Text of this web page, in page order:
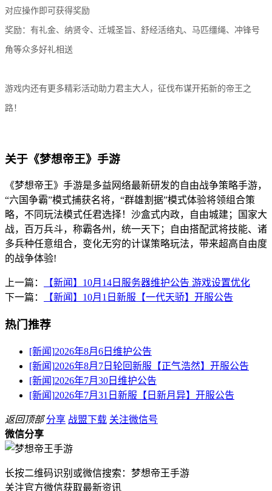
对应操作即可获得奖励
奖励：有礼金、纳贤令、迁城圣旨、舒经活络丸、马匹缰绳、冲锋号
角等众多好礼相送
游戏内还有更多精彩活动助力君主大人，征伐布谋开拓新的帝王之
路！
关于《梦想帝王》手游
《梦想帝王》手游是多益网络最新研发的自由战争策略手游，
“六国争霸”模式捕获名将，“群雄割据”模式体验将领组合策
略，不同玩法模式任君选择！沙盒式内政，自由城建；国家大
战，百万兵斗，称霸各州，统一天下；自由搭配武将技能、诸
多兵种任意组合，变化无穷的计谋策略玩法，带来超高自由度
的战争体验!
上一篇：
【新闻】10月14日服务器维护公告 游戏设置优化
下一篇：
【新闻】10月1日新服【一代天骄】开服公告
热门推荐
[新闻]2026年8月6日维护公告
[新闻]2026年8月7日轮回新服【正气浩然】开服公告
[新闻]2026年7月30日维护公告
[新闻]2026年7月31日新服【日新月异】开服公告
返回顶部 分享 战盟下载 关注微信号
微信分享
长按二维码识别或微信搜索：梦想帝王手游
关注官方微信获取最新资讯